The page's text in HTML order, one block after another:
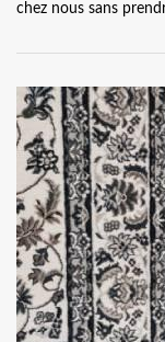
chez nous sans